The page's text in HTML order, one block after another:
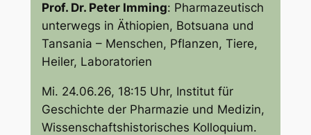
Prof. Dr. Peter Imming: Pharmazeutisch
unterwegs in Äthiopien, Botsuana und
Tansania – Menschen, Pflanzen, Tiere,
Heiler, Laboratorien
Mi. 24.06.26, 18:15 Uhr, Institut für
Geschichte der Pharmazie und Medizin,
Wissenschaftshistorisches Kolloquium.